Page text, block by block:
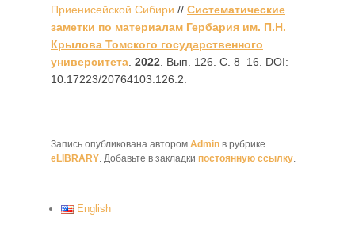
Приенисейской Сибири // Систематические
заметки по материалам Гербария им. П.Н.
Крылова Томского государственного
университета. 2022. Вып. 126. С. 8‒16. DOI:
10.17223/20764103.126.2.
Запись опубликована автором Admin в рубрике
eLIBRARY. Добавьте в закладки постоянную ссылку.
English